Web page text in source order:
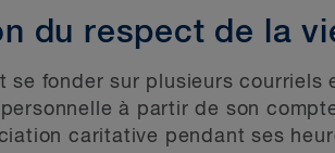
du respect de la
se fonder sur plusieurs
à partir de son
caritative pendant ses